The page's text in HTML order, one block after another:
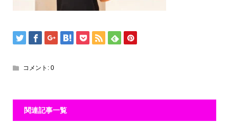
コメント: 0
関連記事一覧